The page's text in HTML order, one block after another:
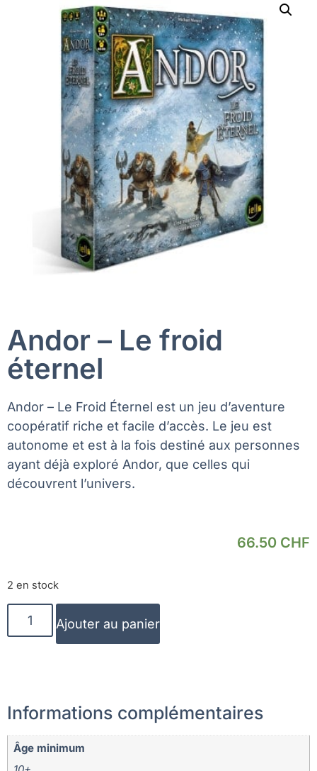
Andor – Le froid
éternel
Andor – Le Froid Éternel est un jeu d’aventure
coopératif riche et facile d’accès. Le jeu est
autonome et est à la fois destiné aux personnes
ayant déjà exploré Andor, que celles qui
découvrent l’univers.
66.50 CHF
2 en stock
Ajouter au panier
Informations complémentaires
Âge minimum